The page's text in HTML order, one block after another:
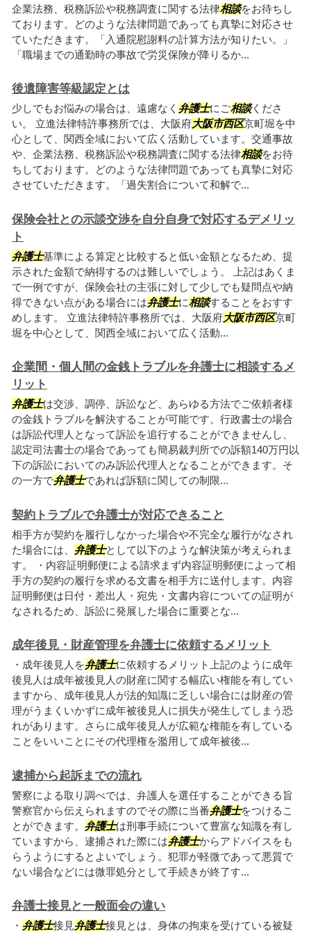
企業法務、税務訴訟や税務調査に関する法律相談をお待ちし
ております。どのような法律問題であっても真摯に対応させ
ていただきます。「入通院慰謝料の計算方法が知りたい。」
「職場までの通勤時の事故で労災保険が降りるか...
後遺障害等級認定とは
少しでもお悩みの場合は、遠慮なく 弁護士にご相談くださ
い。 立進法律特許事務所では、大阪府大阪市西区京町堀を中
心として、関西全域において広く活動しています。交通事故
や、企業法務、税務訴訟や税務調査に関する法律相談をお待
ちしております。どのような法律問題であっても真摯に対応
させていただきます。「過失割合について和解で...
保険会社との示談交渉を自分自身で対応するデメリッ
ト
弁護士基準による算定と比較すると低い金額となるため、提
示された金額で納得するのは難しいでしょう。 上記はあくま
で一例ですが、保険会社の主張に対して少しでも疑問点や納
得できない点がある場合には弁護士に相談することをおすす
めします。 立進法律特許事務所では、大阪府大阪市西区京町
堀を中心として、関西全域において広く活動...
企業間・個人間の金銭トラブルを弁護士に相談するメ
リット
弁護士は交渉、調停、訴訟など、あらゆる方法でご依頼者様
の金銭トラブルを解決することが可能です。行政書士の場合
は訴訟代理人となって訴訟を追行することができませんし、
認定司法書士の場合であっても簡易裁判所での訴額140万円以
下の訴訟においてのみ訴訟代理人となることができます。そ
の一方で弁護士であれば訴額に関しての制限...
契約トラブルで弁護士が対応できること
相手方が契約を履行しなかった場合や不完全な履行がなされ
た場合には、 弁護士として以下のような解決策が考えられま
す。 ・内容証明郵便による請求まず内容証明郵便によって相
手方の契約の履行を求める文書を相手方に送付します。内容
証明郵便は日付・差出人・宛先・文書内容についての証明が
なされるため、訴訟に発展した場合に重要とな...
成年後見・財産管理を弁護士に依頼するメリット
・成年後見人を弁護士に依頼するメリット上記のように成年
後見人は成年被後見人の財産に関する幅広い権能を有してい
ますから、成年後見人が法的知識に乏しい場合には財産の管
理がうまくいかずに成年被後見人に損失が発生してしまう恐
れがあります。さらに成年後見人が広範な権能を有している
ことをいいことにその代理権を濫用して成年被後...
逮捕から起訴までの流れ
警察による取り調べでは、弁護人を選任することができる旨
警察官から伝えられますのでその際に当番弁護士をつけるこ
とができます。 弁護士は刑事手続について豊富な知識を有し
ていますから、逮捕された際には弁護士からアドバイスをも
らうようにするとよいでしょう。犯罪が軽微であって悪質で
ない場合などには微罪処分として手続きが終了す...
弁護士接見と一般面会の違い
・ 弁護士接見弁護士接見とは、身体の拘束を受けている被疑